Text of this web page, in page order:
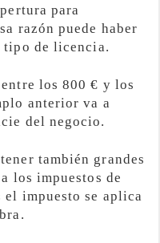
para
razón puede haber
tipo de licencia.
los 800 € y los
anterior va a
del negocio.
también grandes
los impuestos de
impuesto se aplica